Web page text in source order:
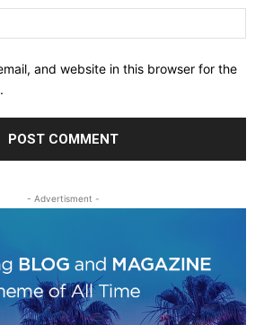
and website in this browser for the
- Advertisment -